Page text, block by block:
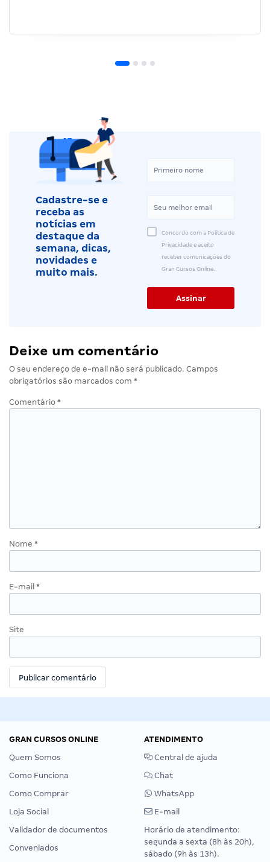
Cadastre-se e
receba as
notícias em
destaque da
semana, dicas,
novidades e
muito mais.
Concordo com a Política de
Privacidade e aceito
receber comunicações do
Gran Cursos Online.
Deixe um comentário
O seu endereço de e-mail não será publicado. Campos
obrigatórios são marcados com *
Comentário *
Nome *
E-mail *
Site
GRAN CURSOS ONLINE
Quem Somos
Como Funciona
Como Comprar
Loja Social
Validador de documentos
Conveniados
ATENDIMENTO
Central de ajuda
Chat
WhatsApp
E-mail
Horário de atendimento:
segunda a sexta (8h às 20h),
sábado (9h às 13h).